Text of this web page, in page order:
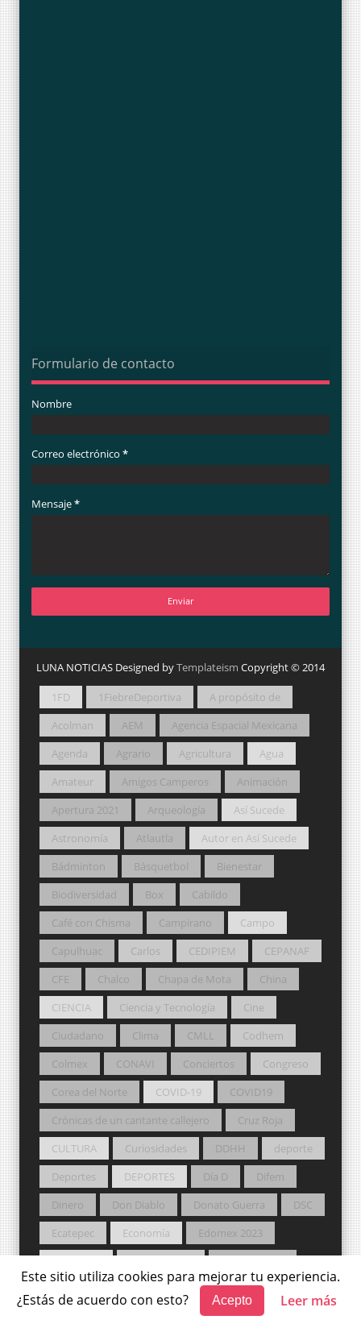
Este sitio utiliza cookies para mejorar tu experiencia.
¿Estás de acuerdo con esto?
Acepto Leer más
Formulario de contacto
Nombre
Correo electrónico *
Mensaje*
LUNA NOTICIAS Designed byTemplateism Copyright © 2014
1FD 1FiebreDeportiva
A propósito de
Acolman
AEM
Agencia Espacial Mexicana
Agenda
Agrario Agricultura
Agua
Amateur
Amigos Camperos
Animación
Apertura 2021
Arqueología
Así Sucede
Astronomía
Atlautla
Autor en Así Sucede
Bádminton
Básquetbol
Bienestar
Biodiversidad
Box
Cabildo
Café con Chisma
Campirano
Campo
Capulhuac
Carlos CEDIPIEM
CEPANAF
CFE
Chalco Chapa de Mota
China
CIENCIA
Ciencia y Tecnología
Cine
Ciudadano
Clima CMLL
Codhem
Colmex
CONAVI Conciertos
Congreso
Corea del Norte
COVID-19
COVID19
Crónicas de un cantante callejero
Cruz Roja
CULTURA
Curiosidades DDHH
deporte
Deportes
DEPORTES Día D
Difem
Dinero
Don Diablo Donato Guerra
DSC
Ecatepec
Economía
Edomex 2023
elecciones
Elecciones 2021
Eliel Navas Empleos